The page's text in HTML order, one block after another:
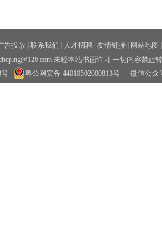
告投放 联系我们 人才招聘 友情链接 网站地图
未经本站书面许可 一切内容禁止
号 粤公网安备 44010502000813号微信公众